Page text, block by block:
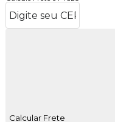
Calcular Frete